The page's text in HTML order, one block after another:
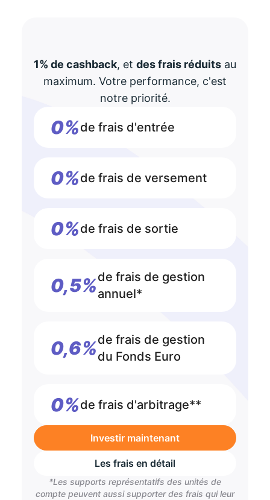
1% de cashback, et des frais réduits au
maximum. Votre performance, c'est
notre priorité.
0%de frais d'entrée
0%de frais de versement
0%de frais de sortie
0,5%de frais de gestion
annuel*
0,6%de frais de gestion
du Fonds Euro
0%de frais d'arbitrage**
Investir maintenant
Les frais en détail
*Les supports représentatifs des unités de
compte peuvent aussi supporter des frais qui leur